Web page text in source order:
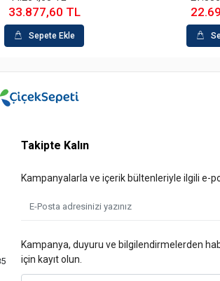
33.877,60 TL
Sepete Ekle
Takipte Kalın
Kampanyalarla ve içerik bültenleriyle ilgili e-
Kampanya, duyuru ve bilgilendirmelerden
için kayıt olun.